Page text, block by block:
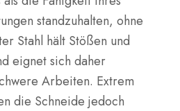
standzuhalten, ohne
Stahl hält Stößen und
eignet sich daher
Arbeiten. Extrem
die Schneide jedoch